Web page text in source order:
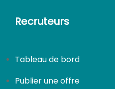
Recruteurs
Tableau de bord
Publier une offre